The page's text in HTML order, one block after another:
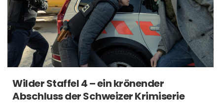
Wilder Staffel 4 – ein krönender
Abschluss der Schweizer Krimiserie